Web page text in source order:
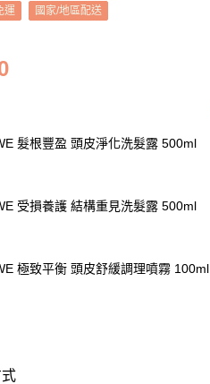
運 國家/地區配送
髮根豐盈 頭皮淨化洗髮露 500ml
受損養護 結構重見洗髮露 500ml
極致平衡 頭皮舒緩調理噴霧 100ml